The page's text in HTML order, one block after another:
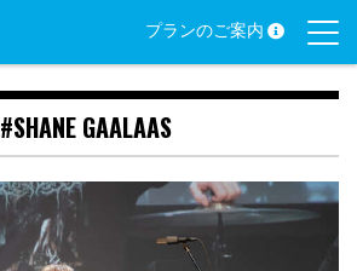
プランのご案内
#SHANE GAALAAS